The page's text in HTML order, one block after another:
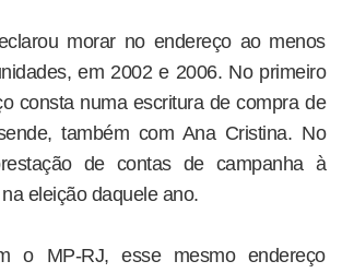
morar no endereço ao menos
em 2002 e 2006. No primeiro
consta numa escritura de compra de
também com Ana Cristina. No
de contas de campanha à
eleição daquele ano.
o MP-RJ, esse mesmo endereço